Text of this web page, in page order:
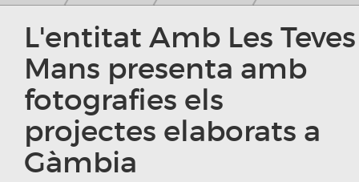
L'entitat Amb Les Teves
Mans presenta amb
fotografies els
projectes elaborats a
Gàmbia